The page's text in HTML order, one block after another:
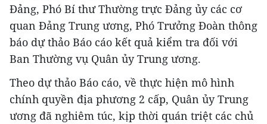
Đảng, Phó Bí thư Thường trực Đảng ủy các cơ
quan Đảng Trung ương, Phó Trưởng Đoàn thông
báo dự thảo Báo cáo kết quả kiểm tra đối với
Ban Thường vụ Quân ủy Trung ương.
Theo dự thảo Báo cáo, về thực hiện mô hình
chính quyền địa phương 2 cấp, Quân ủy Trung
ương đã nghiêm túc, kịp thời quán triệt các chủ